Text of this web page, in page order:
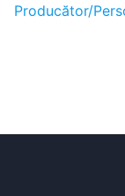
Producător/